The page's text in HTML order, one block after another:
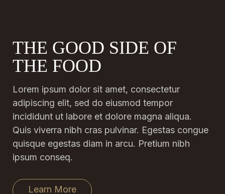
THE GOOD SIDE OF
THE FOOD
Lorem ipsum dolor sit amet, consectetur
adipiscing elit, sed do eiusmod tempor
incididunt ut labore et dolore magna aliqua.
Quis viverra nibh cras pulvinar. Egestas congue
quisque egestas diam in arcu. Pretium nibh
ipsum conseq.
Learn More